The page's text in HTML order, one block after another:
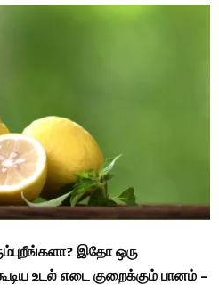
இதோ ஒரு
உடல் எடை குறைக்கும் பானம் –